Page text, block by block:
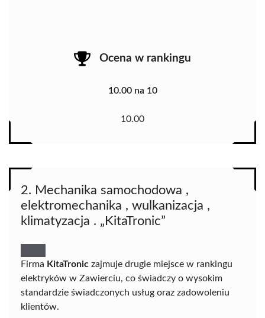
Ocena w rankingu
10.00 na 10
10.00
2. Mechanika samochodowa ,
elektromechanika , wulkanizacja ,
klimatyzacja . „KitaTronic”
Firma KitaTronic zajmuje drugie miejsce w rankingu
elektryków w Zawierciu, co świadczy o wysokim
standardzie świadczonych usług oraz zadowoleniu
klientów.